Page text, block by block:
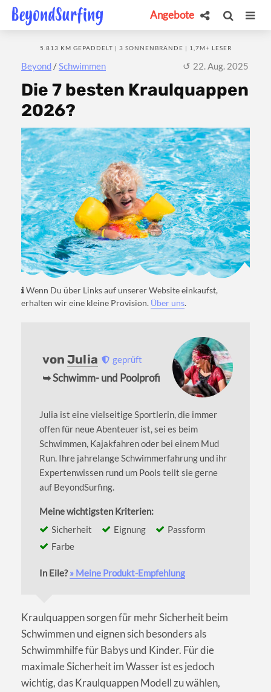
Angebote
Beyond /Schwimmen
5.813 KM GEPADDELT | 3 SONNENBRÄNDE | 1,7M+ LESER
22. Aug. 2025
Die 7 besten Kraulquappen
2026?
Wenn Du über Links auf unserer Website einkaufst,
erhalten wir eine kleine Provision. Über uns.
vonJulia geprüft
➥ Schwimm- und Poolprofi
Julia ist eine vielseitige Sportlerin, die immer
offen für neue Abenteuer ist, sei es beim
Schwimmen, Kajakfahren oder bei einem Mud
Run. Ihre jahrelange Schwimmerfahrung und ihr
Expertenwissen rund um Pools teilt sie gerne
auf BeyondSurfing.
Meine wichtigsten Kriterien:
Sicherheit
Eignung
Passform
Farbe
In Eile?» Meine Produkt-Empfehlung
Kraulquappen sorgen für mehr Sicherheit beim
Schwimmen und eignen sich besonders als
Schwimmhilfe für Babys und Kinder. Für die
maximale Sicherheit im Wasser ist es jedoch
wichtig, das Kraulquappen Modell zu wählen,